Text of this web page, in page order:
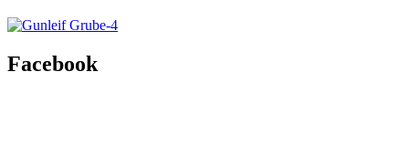
Facebook